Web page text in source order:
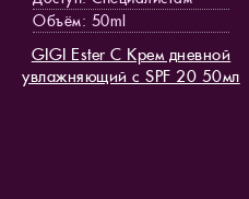
Объём: 50ml
GIGI Ester C Крем дневной
увлажняющий с SPF 20 50мл